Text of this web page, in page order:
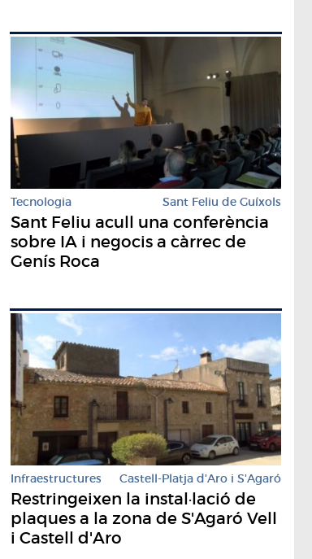
Tecnologia Sant Feliu de Guíxols
Sant Feliu acull una conferència
sobre IA i negocis a càrrec de
Genís Roca
Infraestructures Castell-Platja d'Aro i S'Agaró
Restringeixen la instal·lació de
plaques a la zona de S'Agaró Vell
i Castell d'Aro